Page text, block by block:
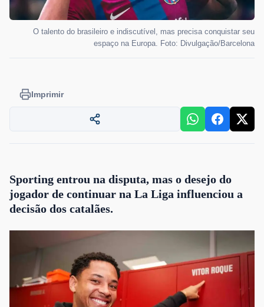
O talento do brasileiro e indiscutível, mas precisa conquistar seu
espaço na Europa. Foto: Divulgação/Barcelona
Imprimir
Sporting entrou na disputa, mas o desejo do
jogador de continuar na La Liga influenciou a
decisão dos catalães.